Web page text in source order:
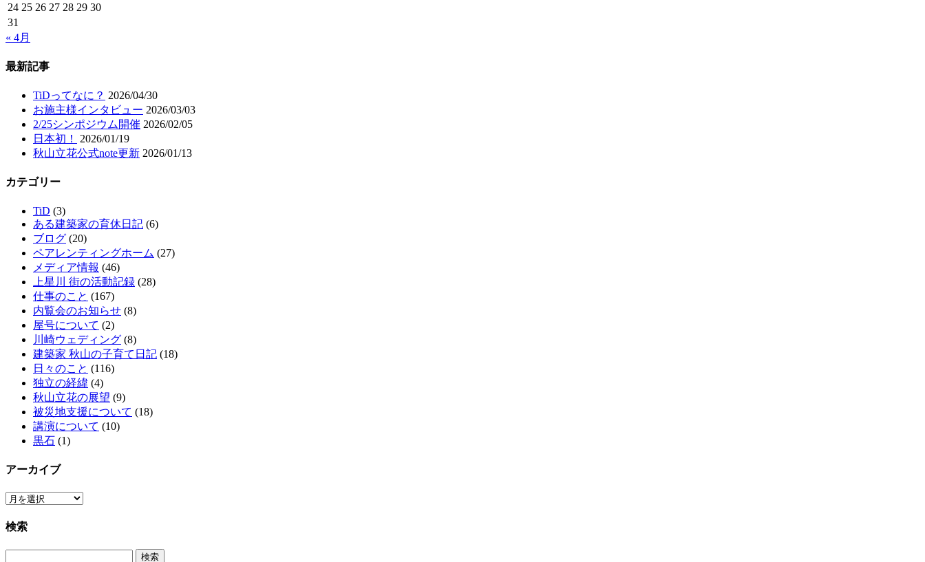
24 25 26 27 28 29 30
31
« 4月
最新記事
TiDってなに？ 2026/04/30
お施主様インタビュー 2026/03/03
2/25シンポジウム開催 2026/02/05
日本初！
2026/01/19
秋山立花公式note更新 2026/01/13
カテゴリー
TiD (3)
ある建築家の育休日記 (6)
ブログ (20)
ペアレンティングホーム (27)
メディア情報 (46)
上星川 街の活動記録 (28)
仕事のこと (167)
内覧会のお知らせ (8)
屋号について (2)
川崎ウェディング (8)
建築家 秋山の子育て日記 (18)
日々のこと (116)
独立の経緯 (4)
秋山立花の展望 (9)
被災地支援について (18)
講演について (10)
黒石 (1)
アーカイブ
ア
カ
検索